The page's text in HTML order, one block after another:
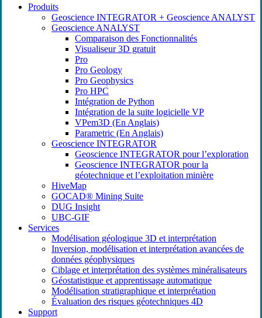
Close
Produits
Geoscience INTEGRATOR + Geoscience ANALYST
Geoscience ANALYST
Comparaison des Fonctionnalités
Visualiseur 3D gratuit
Pro
Pro Geology
Pro Geophysics
Pro HPC
Intégration de Python
Intégration de la suite logicielle VP
VPem3D (En Anglais)
Parametric (En Anglais)
Geoscience INTEGRATOR
Geoscience INTEGRATOR pour l’exploration
Geoscience INTEGRATOR pour la
géotechnique et l’exploitation minière
HiveMap
GOCAD® Mining Suite
DUG Insight
UBC-GIF
Services
Modélisation géologique 3D et interprétation
Inversion, modélisation et interprétation avancées de
données géophysiques
Ciblage et interprétation des systèmes minéralisateurs
Géostatistique et apprentissage automatique
Modélisation stratigraphique et interprétation
Évaluation des risques géotechniques 4D
Support